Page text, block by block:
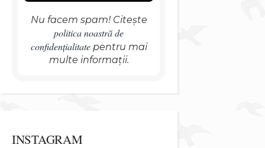
Nu facem spam! Citește
politica noastră de
confidențialitatepentru mai
multe informații.
INSTAGRAM